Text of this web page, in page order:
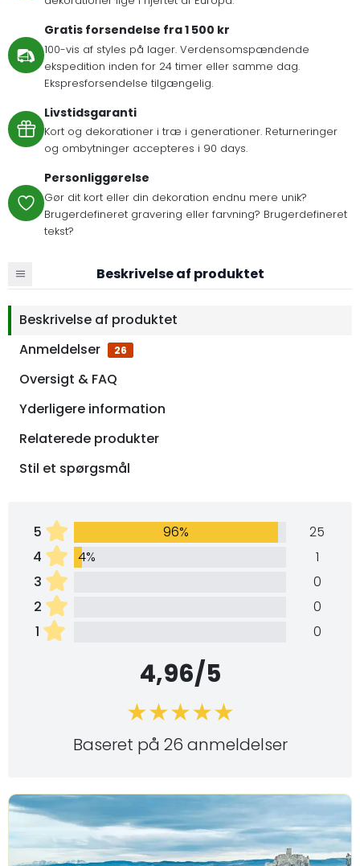
Gratis forsendelse fra 1 500 kr
100-vis af styles på lager. Verdensomspændende
ekspedition inden for 24 timer eller samme dag.
Ekspresforsendelse tilgængelig.
Livstidsgaranti
Kort og dekorationer i træ i generationer. Returneringer
og ombytninger accepteres i 90 days.
Personliggørelse
Gør dit kort eller din dekoration endnu mere unik?
Brugerdefineret gravering eller farvning? Brugerdefineret
tekst?
Beskrivelse af produktet
Beskrivelse af produktet
Anmeldelser
26
Oversigt & FAQ
Yderligere information
Relaterede produkter
Stil et spørgsmål
5 96%
25
4
4%
1
3
0
2
0
1
0
4,96/5
Baseret på 26 anmeldelser